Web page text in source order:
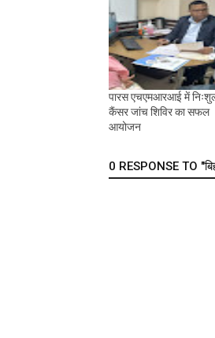
पारस एचएमआरआई में
कैंसर जांच शिविर का सफल
आयोजन
0 RESPONSE TO